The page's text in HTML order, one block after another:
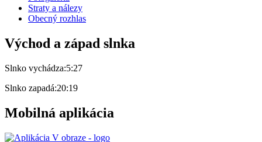
Straty a nálezy
Obecný rozhlas
Východ a západ slnka
Slnko vychádza:5:27
Slnko zapadá:20:19
Mobilná aplikácia